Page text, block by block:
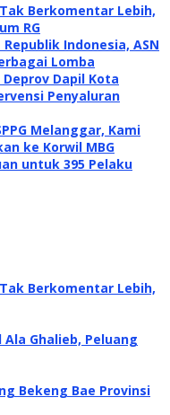
Tak Berkomentar Lebih,
RG
Indonesia, ASN
Lomba
Dapil Kota
Penyaluran
Melanggar, Kami
ke Korwil MBG
untuk 395 Pelaku
Tak Berkomentar Lebih,
Ghalieb, Peluang
Bekeng Bae Provinsi